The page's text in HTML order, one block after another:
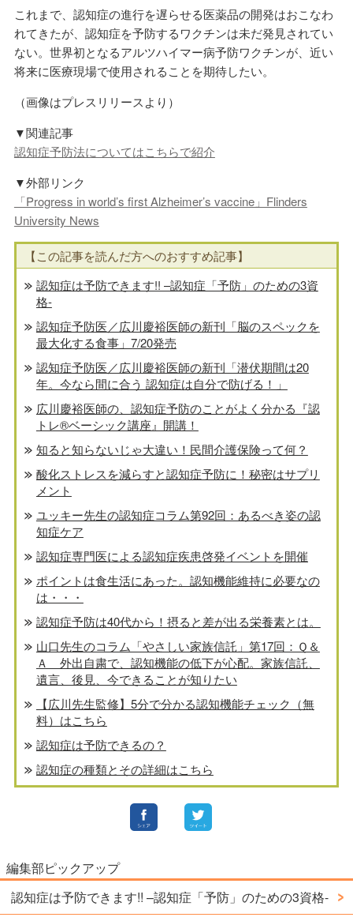
これまで、認知症の進行を遅らせる医薬品の開発はおこなわ
れてきたが、認知症を予防するワクチンは未だ発見されてい
ない。世界初となるアルツハイマー病予防ワクチンが、近い
将来に医療現場で使用されることを期待したい。
（画像はプレスリリースより）
▼関連記事
認知症予防法についてはこちらで紹介
▼外部リンク
「Progress in world’s first Alzheimer’s vaccine」Flinders
University News
【この記事を読んだ方へのおすすめ記事】
認知症は予防できます!! –認知症「予防」のための3資
格-
認知症予防医／広川慶裕医師の新刊「脳のスペックを
最大化する食事」7/20発売
認知症予防医／広川慶裕医師の新刊「潜伏期間は20
年。今なら間に合う 認知症は自分で防げる！」
広川慶裕医師の、認知症予防のことがよく分かる『認
トレ®️ベーシック講座』開講！
知ると知らないじゃ大違い！民間介護保険って何？
酸化ストレスを減らすと認知症予防に！秘密はサプリ
メント
ユッキー先生の認知症コラム第92回：あるべき姿の認
知症ケア
認知症専門医による認知症疾患啓発イベントを開催
ポイントは食生活にあった。認知機能維持に必要なの
は・・・
認知症予防は40代から！摂ると差が出る栄養素とは。
山口先生のコラム「やさしい家族信託」第17回：Ｑ＆
Ａ 外出自粛で、認知機能の低下が心配。家族信託、
遺言、後見、今できることが知りたい
【広川先生監修】5分で分かる認知機能チェック（無
料）はこちら
認知症は予防できるの？
認知症の種類とその詳細はこちら
編集部ピックアップ
認知症は予防できます!! –認知症「予防」のための3資格-